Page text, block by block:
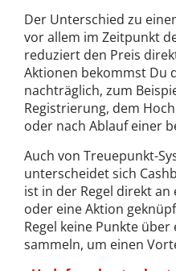
Der Unterschied zu
vor allem im Zeitpunkt
reduziert den Preis
Aktionen bekommst Du
nachträglich, zum
Registrierung, dem
oder nach Ablauf einer
Auch von Treuepunkt-
unterscheidet sich
ist in der Regel direkt
oder eine Aktion
Regel keine Punkte
sammeln, um einen